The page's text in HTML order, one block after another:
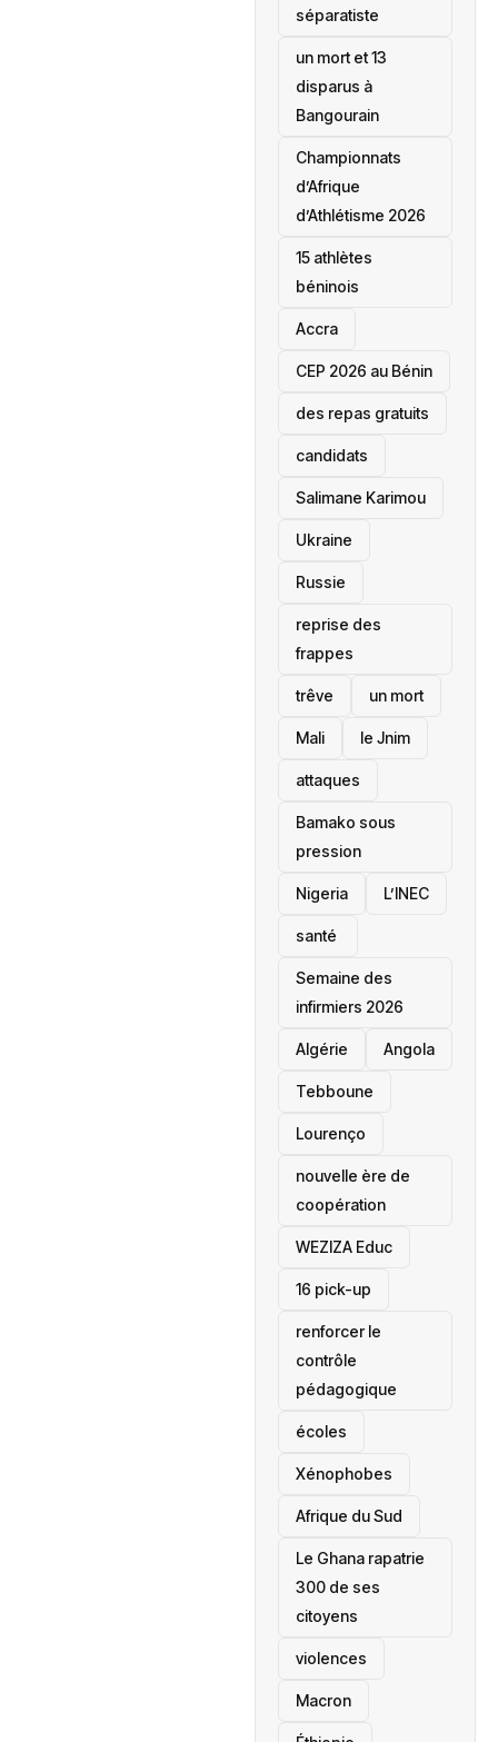
séparatiste
un mort et 13
disparus à
Bangourain
‎Championnats
d’Afrique
d’Athlétisme 2026
15 athlètes
béninois
Accra
‎CEP 2026 au Bénin
des repas gratuits
candidats
Salimane Karimou
Ukraine
Russie
reprise des
frappes
trêve un mort
Mali le Jnim
attaques
Bamako sous
pression
‎Nigeria L’INEC
santé ‎
Semaine des
infirmiers 2026
‎Algérie Angola
Tebboune
Lourenço
nouvelle ère de
coopération
‎WEZIZA Educ
16 pick-up
renforcer le
contrôle
pédagogique
écoles
‎Xénophobes
Afrique du Sud
Le Ghana rapatrie
300 de ses
citoyens
violences
Macron